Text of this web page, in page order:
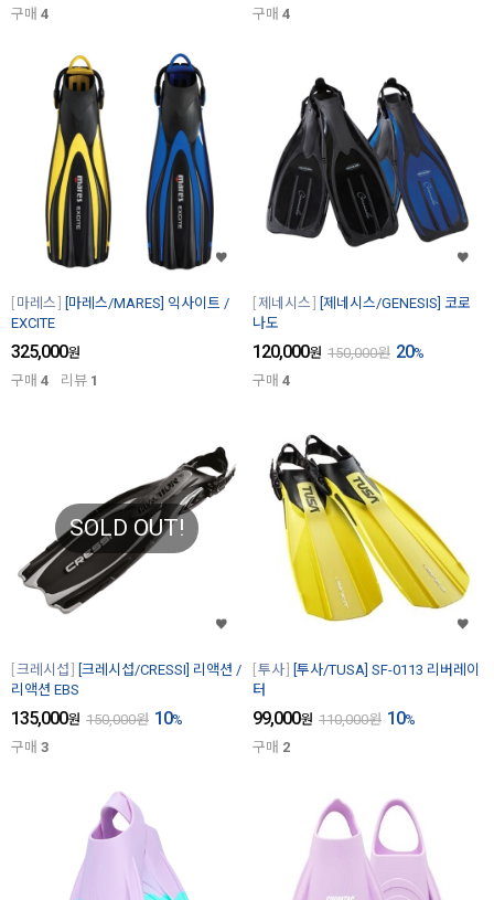
구매 4
구매 4
마레스
[마레스/MARES] 익사이트 /
EXCITE
325,000원
구매 4 리뷰 1
제네시스
[제네시스/GENESIS] 코로
나도
120,000원 150,000원 20%
구매 4
SOLD OUT!
크레시섭
[크레시섭/CRESSI] 리액션 /
리액션 EBS
135,000원 150,000원 10%
구매 3
투사
[투사/TUSA] SF-0113 리버레이
터
99,000원 110,000원 10%
구매 2